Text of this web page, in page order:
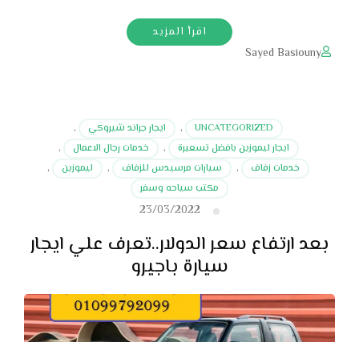
اقرأ المزيد
Sayed Basiouny
UNCATEGORIZED
, ايجار جراند شيروكي
,
ايجار ليموزين بافضل تسعيرة
, خدمات رجال الاعمال
,
خدمات زفاف
, سيارات مرسيدس للزفاف , ليموزين
,
مكتب سياحه وسفر
23/03/2022
بعد ارتفاع سعر الدولار..تعرف علي ايجار
سيارة باجيرو